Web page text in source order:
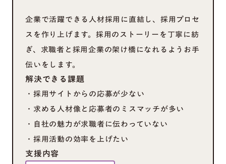
企業で活躍できる人材採用に直結し、採用プロセ
スを作り上げます。採用のストーリーを丁寧に紡
ぎ、求職者と採用企業の架け橋になれるようお手
伝いをします。
解決できる課題
・採用サイトからの応募が少ない
・求める人材像と応募者のミスマッチが多い
・自社の魅力が求職者に伝わっていない
・採用活動の効率を上げたい
支援内容